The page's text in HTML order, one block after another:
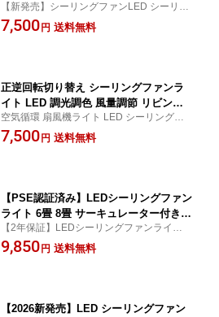
付き E26口金 引掛けシーリング 正逆回
転切り替え スマホ操作 ファン付き照明
【新発売】シーリングファンLED シーリン
グファンライト 小型 サーキュレーター ラ
イト付き 空気循環 DCモーター おしゃれ 軽
7,500 円 送料無料
正逆回転切り替え シーリングファンラ
イト LED 調光調色 風量調節 リビング 6
畳 8畳 10畳 扇風機付きシーリングライ
ト E26口金 引掛けシーリング シーリン
空気循環 扇風機ライト LED シーリングフ
ァンライト 逆回転 ペンダントライト 扇風
機付き照明 ファン付き照明 トイレ 冷暖房
7,500 円 送料無料
【PSE認証済み】LEDシーリングファン
ライト 6畳 8畳 サーキュレーター付き照
明 調光調色 風量調節 DCモーター 静音
正逆回転 自動首振り リモコン付き スマ
【2年保証】LEDシーリングファンライト
シーリングファン 光風一体 Alexa・アプ
リ・リモコン 遠隔対応 照明器具 6畳 8畳 正
9,850 円 送料無料
【2026新発売】LED シーリングファン